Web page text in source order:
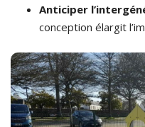
Anticiper
conception élargit